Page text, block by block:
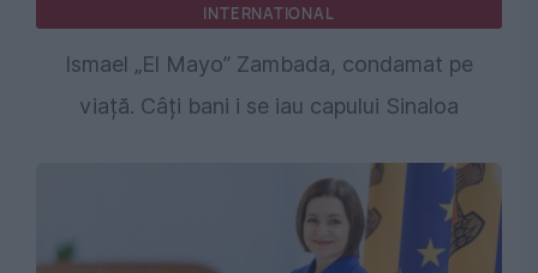
INTERNATIONAL
Ismael „El Mayo” Zambada, condamat pe
viață. Câți bani i se iau capului Sinaloa